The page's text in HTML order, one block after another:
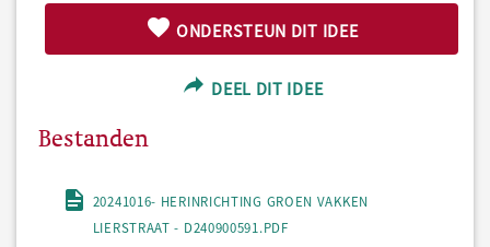
ONDERSTEUN DIT IDEE
DEEL DIT IDEE
Bestanden
20241016- HERINRICHTING GROEN VAKKEN
LIERSTRAAT - D240900591.PDF